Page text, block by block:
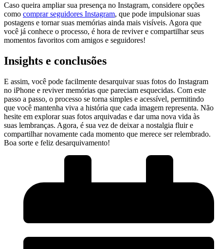
Caso queira ampliar sua presença no Instagram, ‌considere opções
como comprar seguidores Instagram, que ‌pode impulsionar‌ suas​
postagens e tornar suas memórias ⁣ainda mais visíveis.‍ Agora que
você⁣ já conhece ‌o processo, é ‌hora⁤ de reviver e compartilhar seus
momentos favoritos⁢ com amigos‌ e seguidores!
Insights e ⁤conclusões
E ‌assim, ⁤você⁤ pode ⁣facilmente ​desarquivar suas ‍fotos do‍ Instagram
no iPhone e ​reviver memórias que ‌pareciam esquecidas. Com este
passo ‌a⁣ passo, o processo se torna simples ‌e⁢ acessível, permitindo
que⁢ você mantenha viva ​a ⁣história que⁢ cada imagem ⁣representa. ​Não
hesite ‍em explorar suas fotos arquivadas e⁣ dar uma nova vida ​às
suas ⁣lembranças. Agora, é sua⁤ vez de ​deixar a nostalgia fluir e
compartilhar novamente ‌cada momento que ⁢merece ser​ relembrado.
Boa‌ sorte ⁢e feliz desarquivamento!